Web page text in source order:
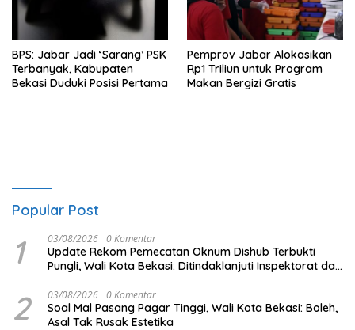
BPS: Jabar Jadi ‘Sarang’ PSK
Terbanyak, Kabupaten
Bekasi Duduki Posisi Pertama
Pemprov Jabar Alokasikan
Rp1 Triliun untuk Program
Makan Bergizi Gratis
Popular Post
1 03/08/2026 0 Komentar
Update Rekom Pemecatan Oknum Dishub Terbukti
Pungli, Wali Kota Bekasi: Ditindaklanjuti Inspektorat dan
2 03/08/2026 0 Komentar
Soal Mal Pasang Pagar Tinggi, Wali Kota Bekasi: Boleh,
Asal Tak Rusak Estetika